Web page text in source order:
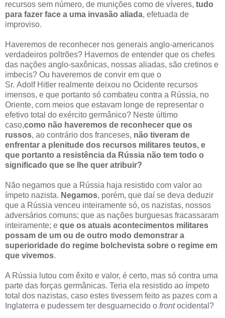
recursos sem número, de munições como de víveres, tudo
para fazer face a uma invasão aliada, efetuada de
improviso.
Haveremos de reconhecer nos generais anglo-americanos
verdadeiros poltrões? Havemos de entender que os chefes
das nações anglo-saxônicas, nossas aliadas, são cretinos e
imbecis? Ou haveremos de convir em que o
Sr. Adolf Hitler realmente deixou no Ocidente recursos
imensos, e que portanto só combateu contra a Rússia, no
Oriente, com meios que estavam longe de representar o
efetivo total do exército germânico? Neste último
caso,como não haveremos de reconhecer que os
russos, ao contrário dos franceses, não tiveram de
enfrentar a plenitude dos recursos militares teutos, e
que portanto a resistência da Rússia não tem todo o
significado que se lhe quer atribuir?
Não negamos que a Rússia haja resistido com valor ao
ímpeto nazista. Negamos, porém, que daí se deva deduzir
que a Rússia venceu inteiramente só, os nazistas, nossos
adversários comuns; que as nações burguesas fracassaram
inteiramente; e que os atuais acontecimentos militares
possam de um ou de outro modo demonstrar a
superioridade do regime bolchevista sobre o regime em
que vivemos.
A Rússia lutou com êxito e valor, é certo, mas só contra uma
parte das forças germânicas. Teria ela resistido ao ímpeto
total dos nazistas, caso estes tivessem feito as pazes com a
Inglaterra e pudessem ter desguarnecido o frontocidental?